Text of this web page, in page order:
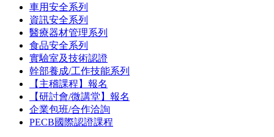
車用安全系列
資訊安全系列
醫療器材管理系列
食品安全系列
實驗室及技術認證
幹部養成/工作技能系列
【主稽課程】報名
【研討會/微講堂】報名
企業包班/合作洽詢
PECB國際認證課程